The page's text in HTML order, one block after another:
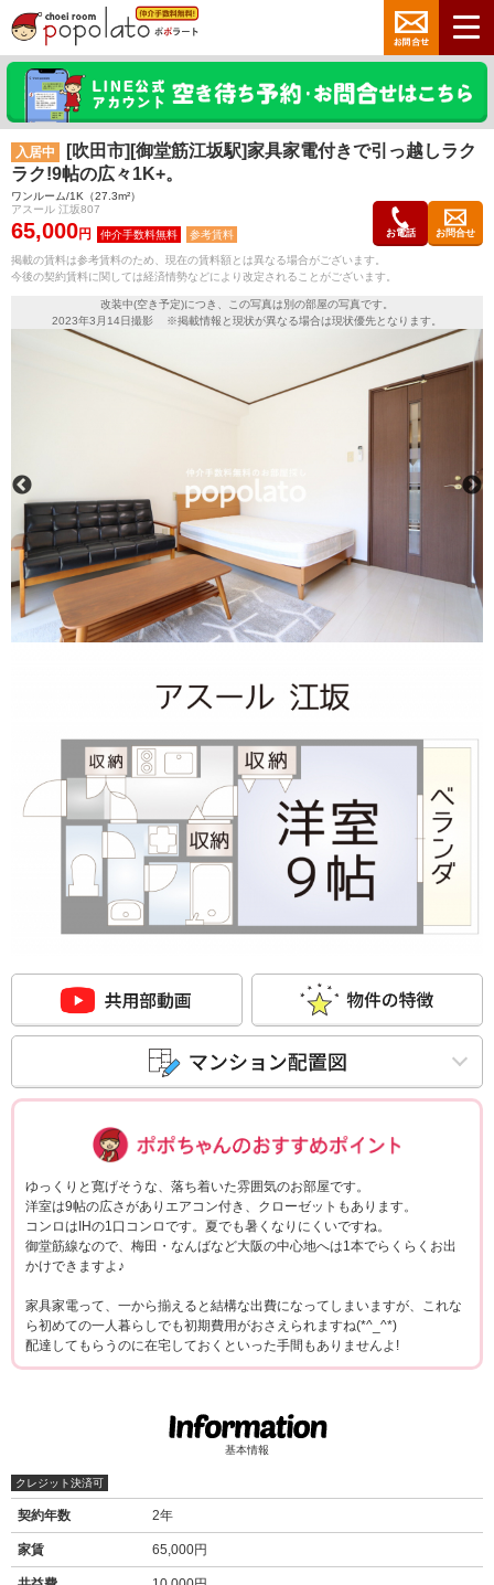
入居中
[吹田市][御堂筋江坂駅]家具家電付きで引っ越しラク
ラク!9帖の広々1K+。
ワンルーム/1K（27.3m²）
アスール 江坂807
65,000円 参考賃料 お電話 お問合せ
掲載の賃料は参考賃料のため、現在の賃料額とは異なる場合がございます。
今後の契約賃料に関しては経済情勢などにより改定されることがございます。
改装中(空き予定)につき、この写真は別の部屋の写真です。
2023年3月14日撮影 ※掲載情報と現状が異なる場合は現状優先となります。
ゆっくりと寛げそうな、落ち着いた雰囲気のお部屋です。
洋室は9帖の広さがありエアコン付き、クローゼットもあります。
コンロはIHの1口コンロです。夏でも暑くなりにくいですね。
御堂筋線なので、梅田・なんばなど大阪の中心地へは1本でらくらくお出
かけできますよ♪
家具家電って、一から揃えると結構な出費になってしまいますが、これな
ら初めての一人暮らしでも初期費用がおさえられますね(*^_^*)
配達してもらうのに在宅しておくといった手間もありませんよ!
基本情報
クレジット決済可
契約年数 2年
家賃 65,000円